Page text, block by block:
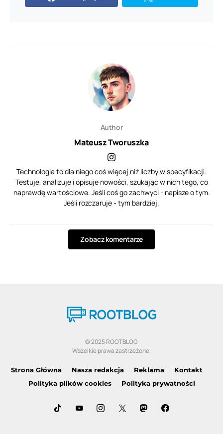
Author
Mateusz Tworuszka
Technologia to dla niego coś więcej niż liczby w specyfikacji.
Testuje, analizuje i opisuje nowości, szukając w nich tego, co
naprawdę wartościowe. Jeśli coś go zachwyci - napisze o tym.
Jeśli rozczaruje - tym bardziej.
Zobacz komentarze
© 2025 ROOTBLOG
Wszelkie prawa zastrzeżone.
Strona Główna Nasza redakcja Reklama
Kontakt
Polityka plików cookies
Polityka prywatności